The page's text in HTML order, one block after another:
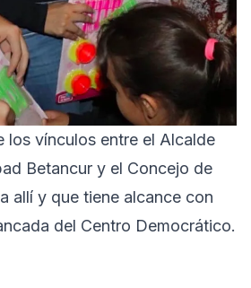
los vínculos entre el Alcalde
Betancur y el Concejo de
allí y que tiene alcance con
del Centro Democrático.